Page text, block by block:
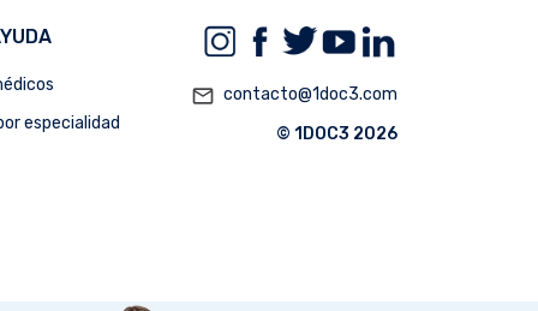
especialidad
mail_outline contacto@1doc3.com
© 1DOC3 2026